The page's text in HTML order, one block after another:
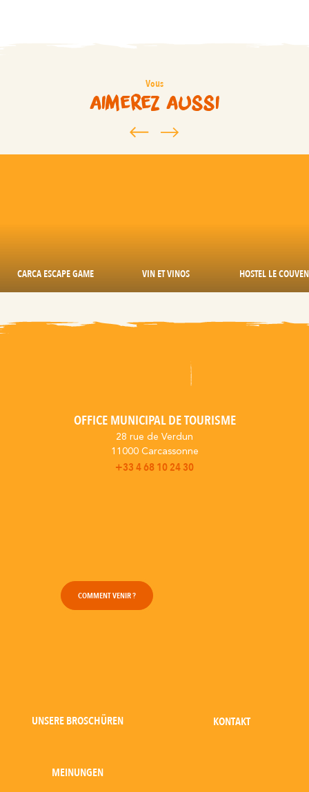
Vous
aimerez aussi
CARCA ESCAPE GAME VIN ET VINOS HOSTEL LE
OFFICE MUNICIPAL DE TOURISME
28 rue de Verdun
11000 Carcassonne
+33 4 68 10 24 30
COMMENT VENIR ?
UNSERE BROSCHÜREN KONTAKT
MEINUNGEN